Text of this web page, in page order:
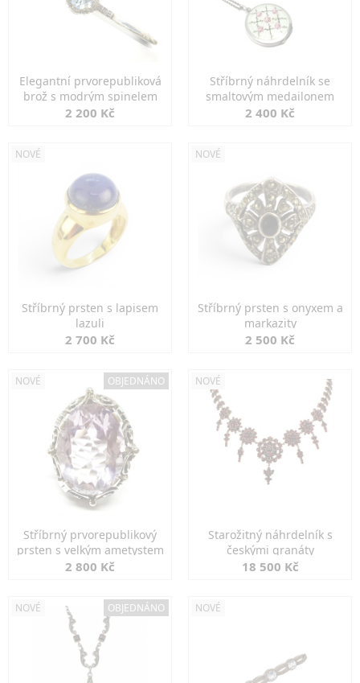
Elegantní prvorepubliková
brož s modrým spinelem
2 200 Kč
Stříbrný náhrdelník se
smaltovým medailonem
2 400 Kč
NOVÉ
Stříbrný prsten s lapisem
lazuli
2 700 Kč
NOVÉ
Stříbrný prsten s onyxem a
markazity
2 500 Kč
NOVÉ OBJEDNÁNO
Stříbrný prvorepublikový
prsten s velkým ametystem
2 800 Kč
NOVÉ
Starožitný náhrdelník s
českými granáty
18 500 Kč
NOVÉ OBJEDNÁNO NOVÉ